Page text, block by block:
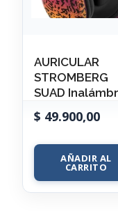
AURICULAR
STROMBERG
SUAD
$ 49.900,00
AÑADIR AL
CARRITO